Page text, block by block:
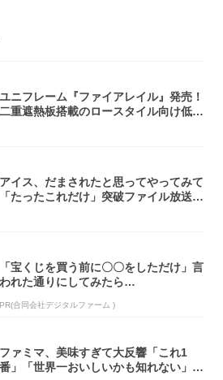
ユニフレーム『ファイアレイル』発売！
二重遮熱板搭載のロースタイル向け低型
アイス、だまされたと思ってやってみて
「たったこれだけ」突破ファイル放送で
「宝くじを買う前に〇〇をしただけ」言
われた通りにしてみたら…
PR(合同会社デジタルファーム )
ファミマ、美味すぎて大反響「これ1
番」「世界一おいしいかも知れない」